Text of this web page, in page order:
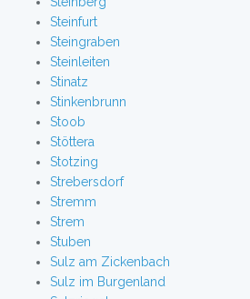
Steinfurt
Steingraben
Steinleiten
Stinatz
Stinkenbrunn
Stoob
Stöttera
Stotzing
Strebersdorf
Stremm
Strem
Stuben
Sulz am Zickenbach
Sulz im Burgenland